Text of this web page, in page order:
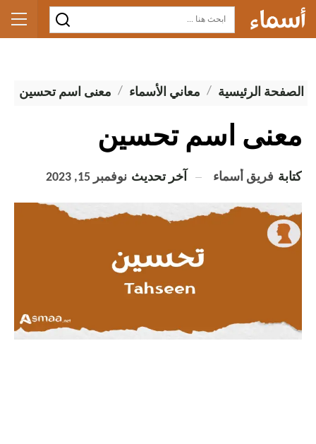
الصفحة الرئيسية معاني الأسماء معنى اسم تحسين
معنى اسم تحسين
كتابة فريق أسماء آخر تحديث نوفمبر 15, 2023